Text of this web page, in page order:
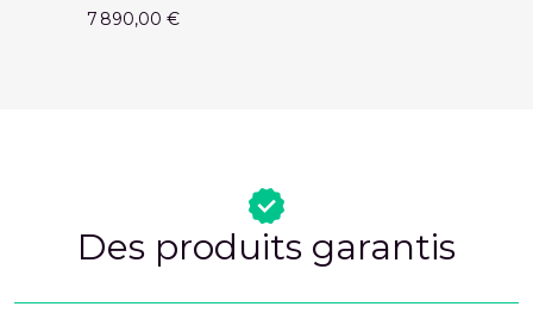
7 890,00 €
Des produits garantis